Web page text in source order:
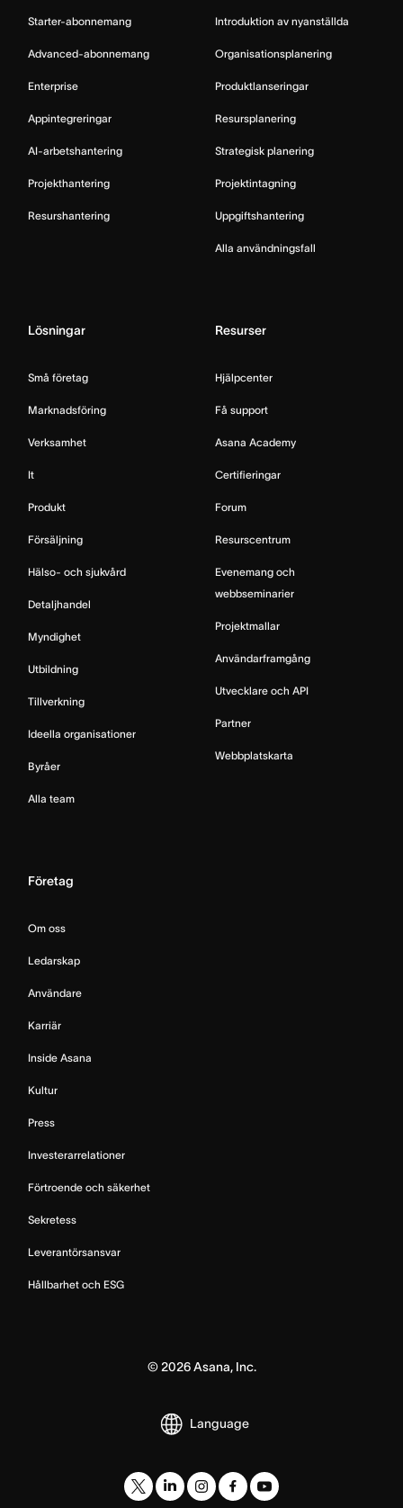
Starter-abonnemang
Advanced-abonnemang
Enterprise
Appintegreringar
AI-arbetshantering
Projekthantering
Resurshantering
Introduktion av nyanställda
Organisationsplanering
Produktlanseringar
Resursplanering
Strategisk planering
Projektintagning
Uppgiftshantering
Alla användningsfall
Lösningar
Små företag
Marknadsföring
Verksamhet
It
Produkt
Försäljning
Hälso- och sjukvård
Detaljhandel
Myndighet
Utbildning
Tillverkning
Ideella organisationer
Byråer
Alla team
Resurser
Hjälpcenter
Få support
Asana Academy
Certifieringar
Forum
Resurscentrum
Evenemang och
webbseminarier
Projektmallar
Användarframgång
Utvecklare och API
Partner
Webbplatskarta
Företag
Om oss
Ledarskap
Användare
Karriär
Inside Asana
Kultur
Press
Investerarrelationer
Förtroende och säkerhet
Sekretess
Leverantörsansvar
Hållbarhet och ESG
© 2026Asana, Inc.
Language